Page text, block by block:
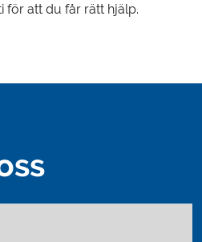
för att du får rätt hjälp.